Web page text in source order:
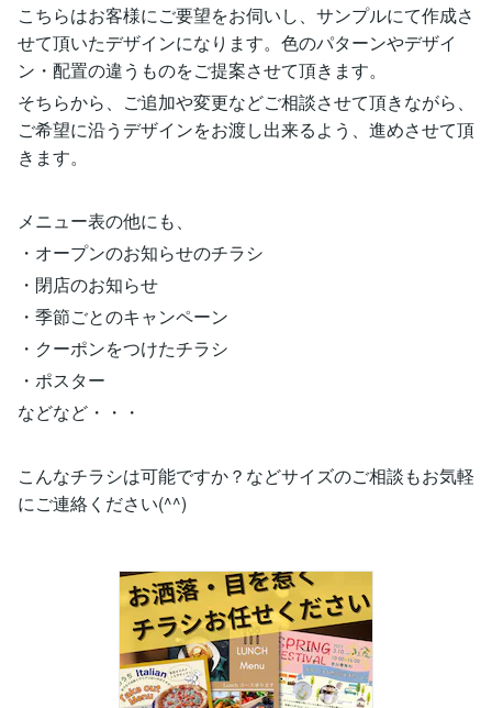
こちらはお客様にご要望をお伺いし、サンプルにて作成さ
せて頂いたデザインになります。色のパターンやデザイ
ン・配置の違うものをご提案させて頂きます。
そちらから、ご追加や変更などご相談させて頂きながら、
ご希望に沿うデザインをお渡し出来るよう、進めさせて頂
きます。
メニュー表の他にも、
・オープンのお知らせのチラシ
・閉店のお知らせ
・季節ごとのキャンペーン
・クーポンをつけたチラシ
・ポスター
などなど・・・
こんなチラシは可能ですか？などサイズのご相談もお気軽
にご連絡ください(^^)